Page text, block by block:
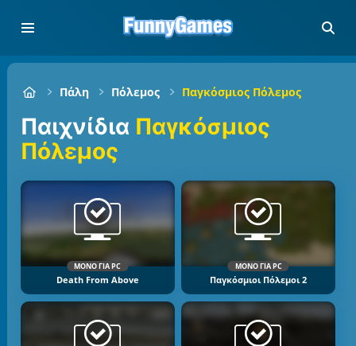
Πάλη Πόλεμος Παγκόσμιος Πόλεμος
Παιχνίδια Παγκόσμιος
Πόλεμος
ΜΌΝΟ ΓΙΑ PC
Death From Above
ΜΌΝΟ ΓΙΑ PC
Παγκόσμιοι Πόλεμοι 2